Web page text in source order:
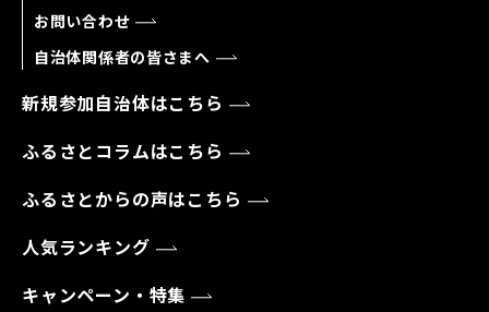
お問い合わせ
自治体関係者の皆さまへ
新規参加自治体はこちら
ふるさとコラムはこちら
ふるさとからの声はこちら
人気ランキング
キャンペーン・特集